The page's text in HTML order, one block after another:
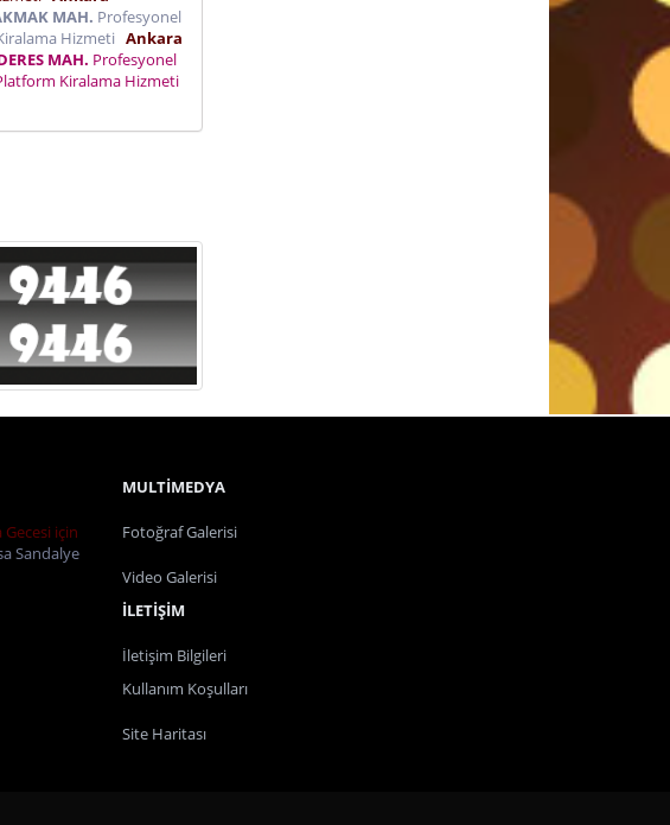
MAH. Profesyonel
Hizmeti Ankara
MAH. Profesyonel
Kiralama Hizmeti
Gecesi için
Sandalye
MULTİMEDYA
Fotoğraf Galerisi
Video Galerisi
İLETİŞİM
İletişim Bilgileri
Kullanım Koşulları
Site Haritası